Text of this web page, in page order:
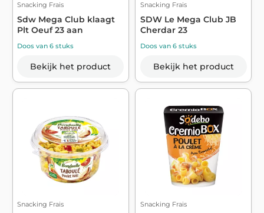
Snacking Frais
Sdw Mega Club klaagt
Plt Oeuf 23 aan
Doos van 6 stuks
Bekijk het product
Snacking Frais
SDW Le Mega Club JB
Cherdar 23
Doos van 6 stuks
Bekijk het product
Snacking Frais Snacking Frais